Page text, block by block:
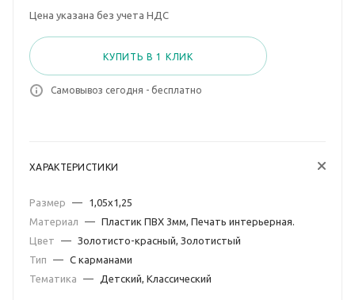
Цена указана без учета НДС
КУПИТЬ В 1 КЛИК
Самовывоз сегодня - бесплатно
ХАРАКТЕРИСТИКИ
Размер —
1,05х1,25
Материал
— Пластик ПВХ 3мм, Печать интерьерная.
Цвет
— Золотисто-красный, Золотистый
Тип
— С карманами
Тематика
— Детский, Классический